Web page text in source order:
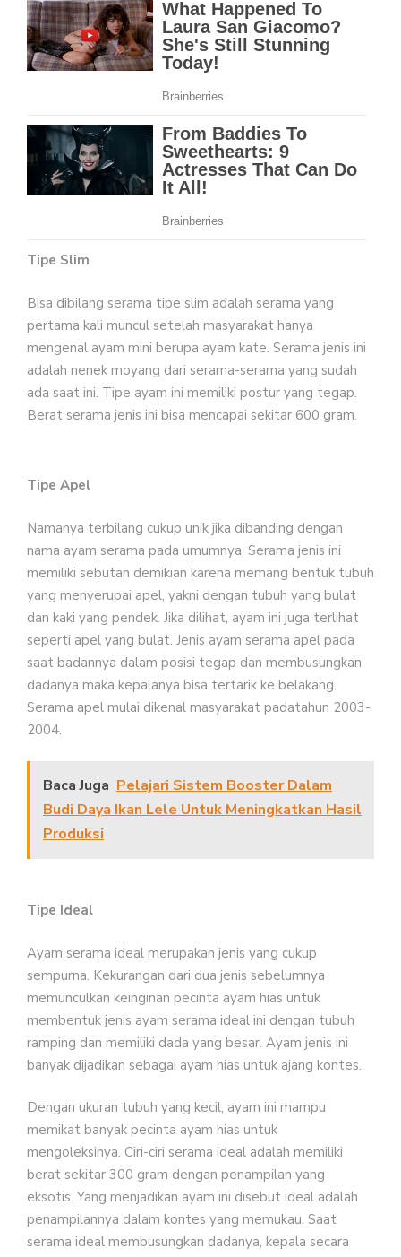
Tipe Slim
Bisa dibilang serama tipe slim adalah serama yang
pertama kali muncul setelah masyarakat hanya
mengenal ayam mini berupa ayam kate. Serama jenis ini
adalah nenek moyang dari serama-serama yang sudah
ada saat ini. Tipe ayam ini memiliki postur yang tegap.
Berat serama jenis ini bisa mencapai sekitar 600 gram.
Tipe Apel
Namanya terbilang cukup unik jika dibanding dengan
nama ayam serama pada umumnya. Serama jenis ini
memiliki sebutan demikian karena memang bentuk tubuh
yang menyerupai apel, yakni dengan tubuh yang bulat
dan kaki yang pendek. Jika dilihat, ayam ini juga terlihat
seperti apel yang bulat. Jenis ayam serama apel pada
saat badannya dalam posisi tegap dan membusungkan
dadanya maka kepalanya bisa tertarik ke belakang.
Serama apel mulai dikenal masyarakat padatahun 2003-
2004.
Baca Juga Pelajari Sistem Booster Dalam
Budi Daya Ikan Lele Untuk Meningkatkan Hasil
Produksi
Tipe Ideal
Ayam serama ideal merupakan jenis yang cukup
sempurna. Kekurangan dari dua jenis sebelumnya
memunculkan keinginan pecinta ayam hias untuk
membentuk jenis ayam serama ideal ini dengan tubuh
ramping dan memiliki dada yang besar. Ayam jenis ini
banyak dijadikan sebagai ayam hias untuk ajang kontes.
Dengan ukuran tubuh yang kecil, ayam ini mampu
memikat banyak pecinta ayam hias untuk
mengoleksinya. Ciri-ciri serama ideal adalah memiliki
berat sekitar 300 gram dengan penampilan yang
eksotis. Yang menjadikan ayam ini disebut ideal adalah
penampilannya dalam kontes yang memukau. Saat
serama ideal membusungkan dadanya, kepala secara